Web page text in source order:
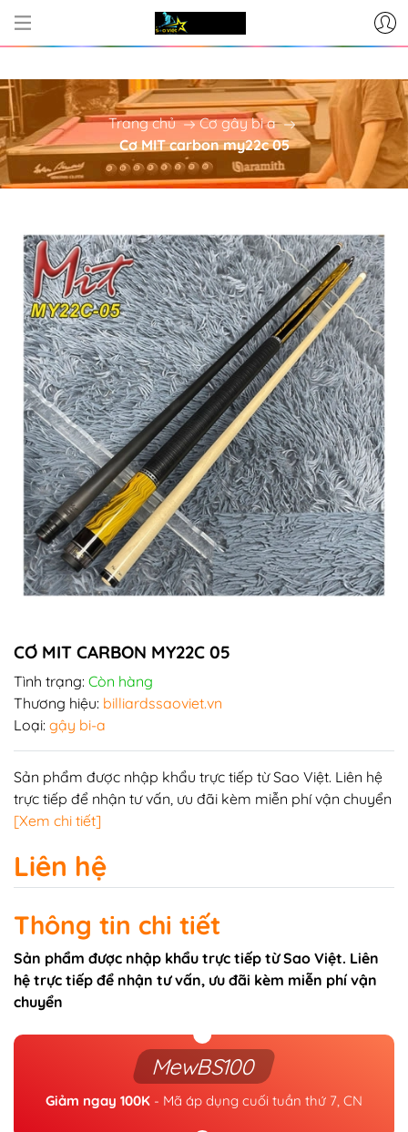
CƠ SỞ CUNG CẤP BÀN BI-A -
Trang chủ
Cơ gây bi a
Cơ MIT carbon my22c 05
CƠ MIT CARBON MY22C 05
Tình trạng: Còn hàng
Thương hiệu: billiardssaoviet.vn
Loại: gậy bi-a
Sản phẩm được nhập khẩu trực tiếp từ Sao Việt. Liên hệ
trực tiếp để nhận tư vấn, ưu đãi kèm miễn phí vận chuyển
[Xem chi tiết]
Liên hệ
Thông tin chi tiết
Sản phẩm được nhập khẩu trực tiếp từ Sao Việt. Liên
hệ trực tiếp để nhận tư vấn, ưu đãi kèm miễn phí vận
chuyển
MewBS100
Giảm ngay 100K - Mã áp dụng cuối tuần thứ 7, CN